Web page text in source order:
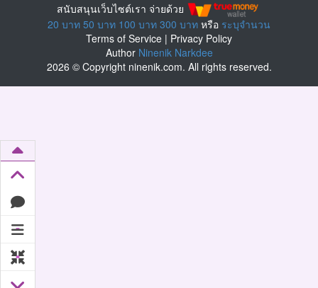
สนับสนุนเว็บไซต์เรา จ่ายด้วย
20 บาท 50 บาท 100 บาท 300 บาท หรือ ระบุจำนวน
Terms of Service | Privacy Policy
Author Ninenik Narkdee
2026 © Copyright ninenik.com. All rights reserved.